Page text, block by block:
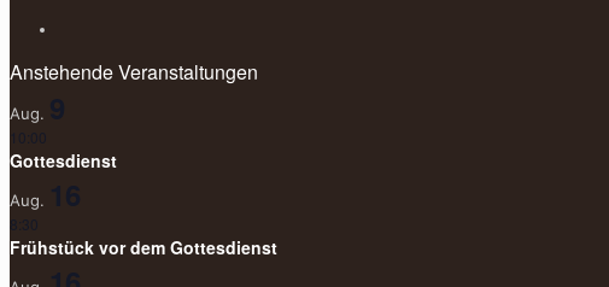
Anstehende Veranstaltungen
Aug. 9
10:00
Gottesdienst
Aug. 16
8:30
Frühstück vor dem Gottesdienst